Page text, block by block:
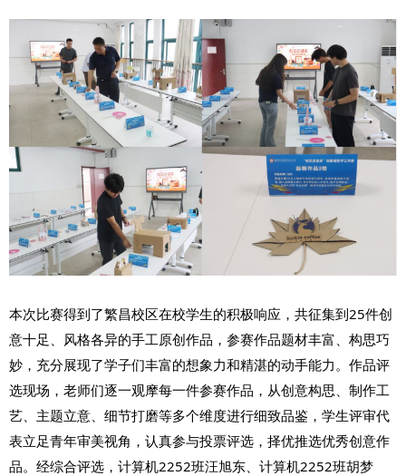
本次比赛得到了繁昌校区在校学生的积极响应，共征集到25件创
意十足、风格各异的手工原创作品，参赛作品题材丰富、构思巧
妙，充分展现了学子们丰富的想象力和精湛的动手能力。作品评
选现场，老师们逐一观摩每一件参赛作品，从创意构思、制作工
艺、主题立意、细节打磨等多个维度进行细致品鉴，学生评审代
表立足青年审美视角，认真参与投票评选，择优推选优秀创意作
品。经综合评选，计算机2252班汪旭东、计算机2252班胡梦